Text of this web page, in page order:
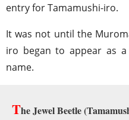
entry for Tamamushi-iro.
It was not until the
iro began to appear as
name.
The Jewel Beetle